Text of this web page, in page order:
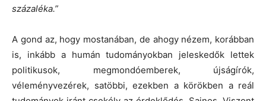
százaléka.”
A gond az, hogy mostanában, de ahogy nézem, korábban
is, inkább a humán tudományokban jeleskedők lettek
politikusok, megmondóemberek, újságírók,
véleményvezérek, satöbbi, ezekben a körökben a reál